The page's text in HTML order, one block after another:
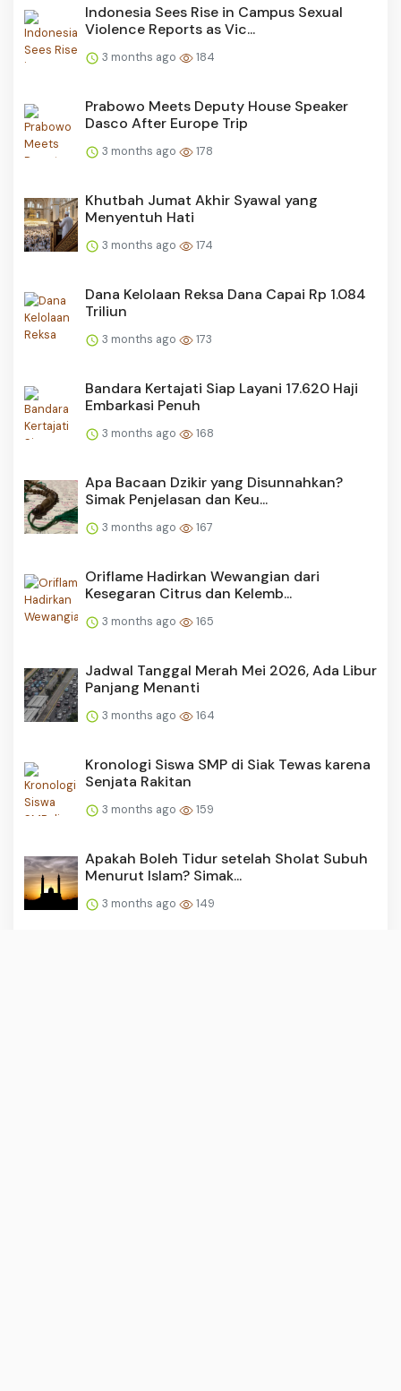
Indonesia Sees Rise in Campus Sexual
Violence Reports as Vic...
3 months ago 184
Prabowo Meets Deputy House Speaker
Dasco After Europe Trip
3 months ago 178
Khutbah Jumat Akhir Syawal yang
Menyentuh Hati
3 months ago 174
Dana Kelolaan Reksa Dana Capai Rp 1.084
Triliun
3 months ago 173
Bandara Kertajati Siap Layani 17.620 Haji
Embarkasi Penuh
3 months ago 168
Apa Bacaan Dzikir yang Disunnahkan?
Simak Penjelasan dan Keu...
3 months ago 167
Oriflame Hadirkan Wewangian dari
Kesegaran Citrus dan Kelemb...
3 months ago 165
Jadwal Tanggal Merah Mei 2026, Ada Libur
Panjang Menanti
3 months ago 164
Kronologi Siswa SMP di Siak Tewas karena
Senjata Rakitan
3 months ago 159
Apakah Boleh Tidur setelah Sholat Subuh
Menurut Islam? Simak...
3 months ago 149